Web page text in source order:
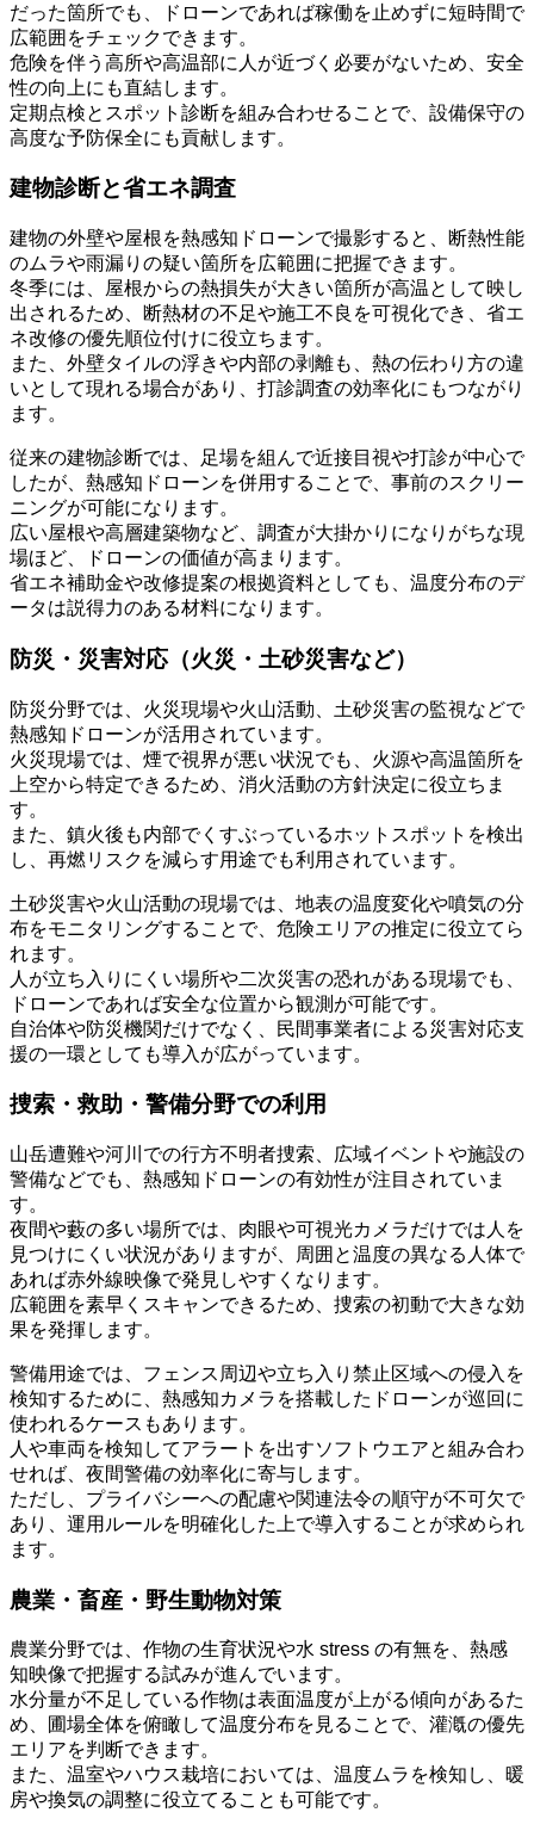
だった箇所でも、ドローンであれば稼働を止めずに短時間で
広範囲をチェックできます。
危険を伴う高所や高温部に人が近づく必要がないため、安全
性の向上にも直結します。
定期点検とスポット診断を組み合わせることで、設備保守の
高度な予防保全にも貢献します。
建物診断と省エネ調査
建物の外壁や屋根を熱感知ドローンで撮影すると、断熱性能
のムラや雨漏りの疑い箇所を広範囲に把握できます。
冬季には、屋根からの熱損失が大きい箇所が高温として映し
出されるため、断熱材の不足や施工不良を可視化でき、省エ
ネ改修の優先順位付けに役立ちます。
また、外壁タイルの浮きや内部の剥離も、熱の伝わり方の違
いとして現れる場合があり、打診調査の効率化にもつながり
ます。
従来の建物診断では、足場を組んで近接目視や打診が中心で
したが、熱感知ドローンを併用することで、事前のスクリー
ニングが可能になります。
広い屋根や高層建築物など、調査が大掛かりになりがちな現
場ほど、ドローンの価値が高まります。
省エネ補助金や改修提案の根拠資料としても、温度分布のデ
ータは説得力のある材料になります。
防災・災害対応（火災・土砂災害など）
防災分野では、火災現場や火山活動、土砂災害の監視などで
熱感知ドローンが活用されています。
火災現場では、煙で視界が悪い状況でも、火源や高温箇所を
上空から特定できるため、消火活動の方針決定に役立ちま
す。
また、鎮火後も内部でくすぶっているホットスポットを検出
し、再燃リスクを減らす用途でも利用されています。
土砂災害や火山活動の現場では、地表の温度変化や噴気の分
布をモニタリングすることで、危険エリアの推定に役立てら
れます。
人が立ち入りにくい場所や二次災害の恐れがある現場でも、
ドローンであれば安全な位置から観測が可能です。
自治体や防災機関だけでなく、民間事業者による災害対応支
援の一環としても導入が広がっています。
捜索・救助・警備分野での利用
山岳遭難や河川での行方不明者捜索、広域イベントや施設の
警備などでも、熱感知ドローンの有効性が注目されていま
す。
夜間や藪の多い場所では、肉眼や可視光カメラだけでは人を
見つけにくい状況がありますが、周囲と温度の異なる人体で
あれば赤外線映像で発見しやすくなります。
広範囲を素早くスキャンできるため、捜索の初動で大きな効
果を発揮します。
警備用途では、フェンス周辺や立ち入り禁止区域への侵入を
検知するために、熱感知カメラを搭載したドローンが巡回に
使われるケースもあります。
人や車両を検知してアラートを出すソフトウエアと組み合わ
せれば、夜間警備の効率化に寄与します。
ただし、プライバシーへの配慮や関連法令の順守が不可欠で
あり、運用ルールを明確化した上で導入することが求められ
ます。
農業・畜産・野生動物対策
農業分野では、作物の生育状況や水 stress の有無を、熱感
知映像で把握する試みが進んでいます。
水分量が不足している作物は表面温度が上がる傾向があるた
め、圃場全体を俯瞰して温度分布を見ることで、灌漑の優先
エリアを判断できます。
また、温室やハウス栽培においては、温度ムラを検知し、暖
房や換気の調整に役立てることも可能です。